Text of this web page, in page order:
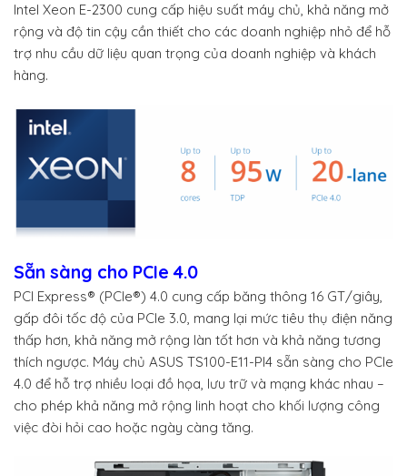
Intel Xeon E-2300 cung cấp hiệu suất máy chủ, khả năng mở
rộng và độ tin cậy cần thiết cho các doanh nghiệp nhỏ để hỗ
trợ nhu cầu dữ liệu quan trọng của doanh nghiệp và khách
hàng.
Sẵn sàng cho PCIe 4.0
PCI Express® (PCIe®) 4.0 cung cấp băng thông 16 GT/giây,
gấp đôi tốc độ của PCIe 3.0, mang lại mức tiêu thụ điện năng
thấp hơn, khả năng mở rộng làn tốt hơn và khả năng tương
thích ngược. Máy chủ ASUS TS100-E11-PI4 sẵn sàng cho PCIe
4.0 để hỗ trợ nhiều loại đồ họa, lưu trữ và mạng khác nhau –
cho phép khả năng mở rộng linh hoạt cho khối lượng công
việc đòi hỏi cao hoặc ngày càng tăng.